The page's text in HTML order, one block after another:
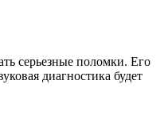
серьезные поломки. Его
диагностика будет